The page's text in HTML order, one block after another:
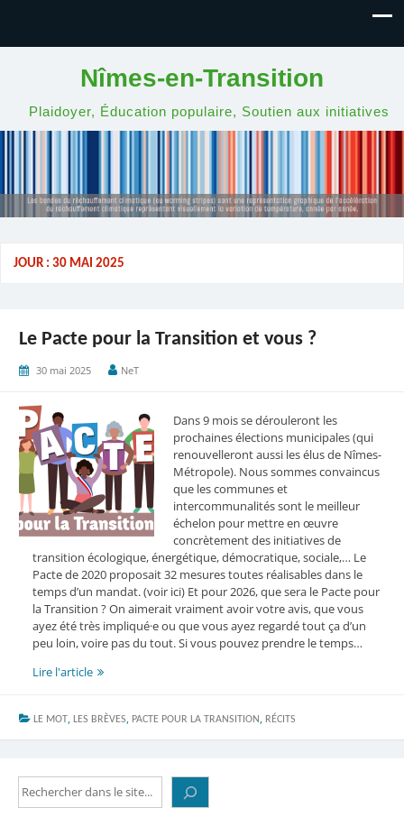
Nîmes-en-Transition
Plaidoyer, Éducation populaire, Soutien aux initiatives
JOUR : 30 MAI 2025
Le Pacte pour la Transition et vous ?
30 mai 2025 NeT
Dans 9 mois se dérouleront les
prochaines élections municipales (qui
renouvelleront aussi les élus de Nîmes-
Métropole). Nous sommes convaincus
que les communes et
intercommunalités sont le meilleur
échelon pour mettre en œuvre
concrètement des initiatives de
transition écologique, énergétique, démocratique, sociale,… Le
Pacte de 2020 proposait 32 mesures toutes réalisables dans le
temps d’un mandat. (voir ici) Et pour 2026, que sera le Pacte pour
la Transition ? On aimerait vraiment avoir votre avis, que vous
ayez été très impliqué·e ou que vous ayez regardé tout ça d’un
peu loin, voire pas du tout. Si vous pouvez prendre le temps…
Lire l'articleLe
la
Transition
vous
?
LE MOT, LES BRÈVES, PACTE POUR LA TRANSITION , RÉCITS
Rechercher